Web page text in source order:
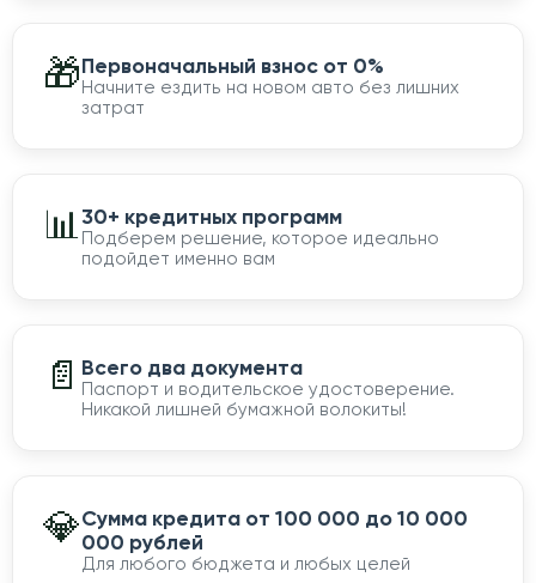
🎁Первоначальный взнос от 0%
Начните ездить на новом авто без лишних
затрат
📊30+ кредитных программ
Подберем решение, которое идеально
подойдет именно вам
📄 Всего два документа
Паспорт и водительское удостоверение.
Никакой лишней бумажной волокиты!
💎Сумма кредита от 100 000 до 10 000
000 рублей
Для любого бюджета и любых целей